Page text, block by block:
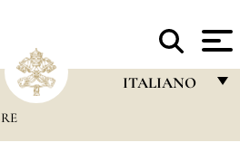
ITALIANO